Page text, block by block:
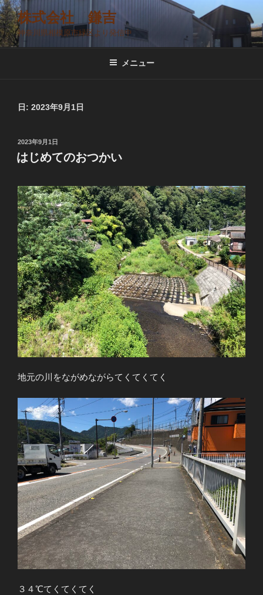
コ
ン
テ
ン
株式会社 鎌吉
神奈川県相模原市緑区より発信中
メニュー
日: 2023年9月1日
投
稿
日:
2023年9月1日
はじめてのおつかい
地元の川をながめながらてくてくてく
３４℃てくてくてく